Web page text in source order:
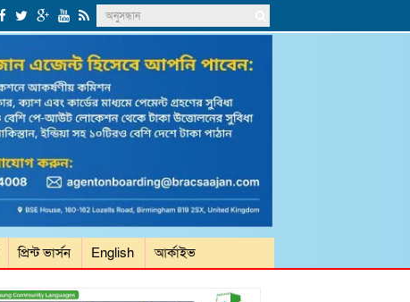
প্রিন্ট ভার্সন English আর্কাইভ